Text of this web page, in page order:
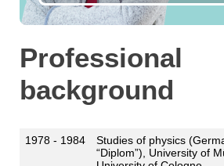
Professional
background
1978 - 1984
Studies of physics
“Diplom”), University of